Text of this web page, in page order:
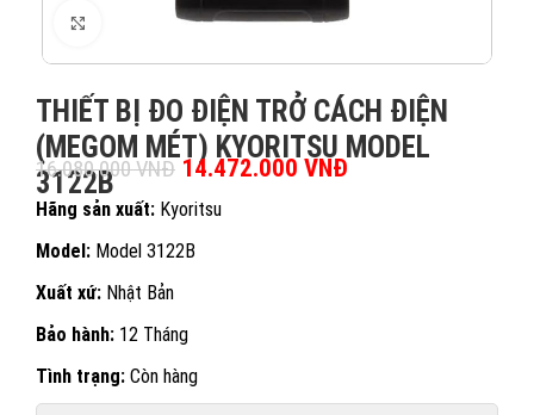
THIẾT BỊ ĐO ĐIỆN TRỞ CÁCH ĐIỆN
(MEGOM MÉT) KYORITSU MODEL
3122B
16.080.000VNĐ Giá gốc là: 16.080.000 VNĐ.
14.472.000 VNĐ
Hãng sản xuất: Kyoritsu
Model: Model 3122B
Xuất xứ: Nhật Bản
Bảo hành: 12 Tháng
Tình trạng: Còn hàng